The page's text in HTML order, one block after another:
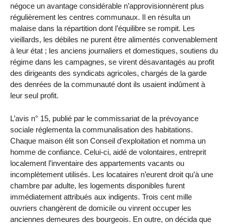
négoce un avantage considérable n’approvisionnèrent plus
régulièrement les centres communaux. Il en résulta un
malaise dans la répartition dont l’équilibre se rompit. Les
vieillards, les débiles ne purent être alimentés convenablement
à leur état ; les anciens journaliers et domestiques, soutiens du
régime dans les campagnes, se virent désavantagés au profit
des dirigeants des syndicats agricoles, chargés de la garde
des denrées de la communauté dont ils usaient indûment à
leur seul profit.
L’avis n° 15, publié par le commissariat de la prévoyance
sociale réglementa la communalisation des habitations.
Chaque maison élit son Conseil d’exploitation et nomma un
homme de confiance. Celui-ci, aidé de volontaires, entreprit
localement l’inventaire des appartements vacants ou
incomplètement utilisés. Les locataires n’eurent droit qu’à une
chambre par adulte, les logements disponibles furent
immédiatement attribués aux indigents. Trois cent mille
ouvriers changèrent de domicile ou vinrent occuper les
anciennes demeures des bourgeois. En outre, on décida que